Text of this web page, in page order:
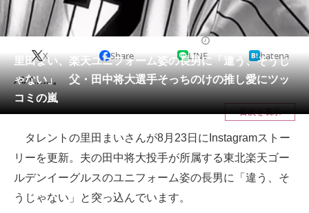
住まい 教育・育児
動物 リサーチ
会員記事
メディア
注目記事を集めた総合ページ
ITの今と未来を見通す
スマホと通信の最新トレンド
進化するPCとデバイスの未来
里田まい、楽天ユニフォーム姿の長男に「違う、そうじ
ゃない」 父・田中将大選手そっちのけの推し愛にツッ
コミの嵐
X Share LINE hatena
パパ……。
目次を表示
タレントの里田まいさんが8月23日にInstagramストー
リーを更新。夫の田中将大投手が所属する東北楽天ゴー
ルデンイーグルスのユニフォーム姿の長男に「違う、そ
うじゃない」と突っ込んでいます。